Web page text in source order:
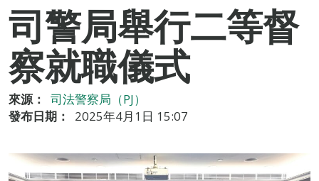
司警局舉行二等督
察就職儀式
來源：
司法警察局（PJ）
發布日期：
2025年4月1日 15:07